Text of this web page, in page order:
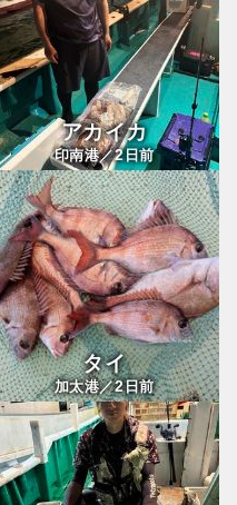
アカイカ
印南港／2日前
タイ
加太港／2日前